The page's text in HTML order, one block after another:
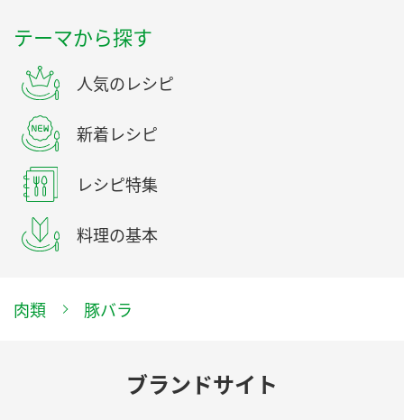
テーマから探す
人気のレシピ
新着レシピ
レシピ特集
料理の基本
肉類 豚バラ
ブランドサイト